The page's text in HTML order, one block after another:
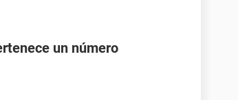
un número